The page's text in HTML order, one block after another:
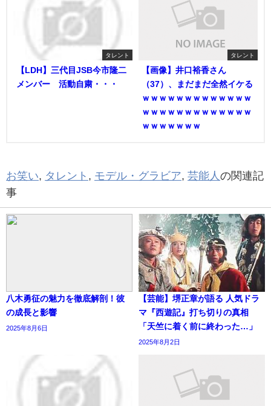
タレント
【LDH】三代目JSB今市隆二
メンバー 活動自粛・・・
タレント
【画像】井口裕香さん
（37）、まだまだ全然イケる
ｗｗｗｗｗｗｗｗｗｗｗｗｗ
ｗｗｗｗｗｗｗｗｗｗｗｗｗ
ｗｗｗｗｗｗｗ
お笑い タレント モデル・グラビア 芸能人 の関連記
事
八木勇征の魅力を徹底解剖！彼
の成長と影響
2025年8月6日
【芸能】堺正章が語る 人気ドラ
マ『西遊記』打ち切りの真相
「天竺に着く前に終わった…」
2025年8月2日